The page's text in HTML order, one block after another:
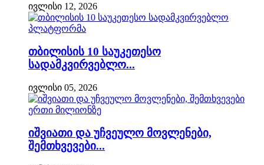
ივლისი 12, 2026
თბილისის 10 საუკეთესო
სადამკვირვებლო...
ივლისი 05, 2026
იშვიათი და უჩვეულო მოვლენები,
შემთხვევები...